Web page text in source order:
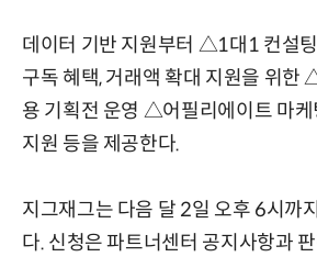
데이터 기반 지원부터 △1대1 컨설
구독 혜택, 거래액 확대 지원을 위
용 기획전 운영 △어필리에이트 마
지원 등을 제공한다.
지그재그는 다음 달 2일 오후 6시까
다. 신청은 파트너센터 공지사항과